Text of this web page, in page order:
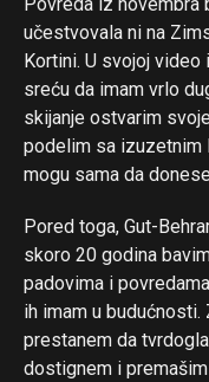
učestvovala ni na
Kortini. U svojoj
sreću da imam vrlo
skijanje ostvarim
podelim sa izuzetnim
mogu sama da
Pored toga, Gut-
skoro 20 godina
padovima i
ih imam u
prestanem da
dostignem i